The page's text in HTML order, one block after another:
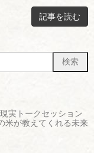
記事を読む
実トークセッション
米が教えてくれる未来